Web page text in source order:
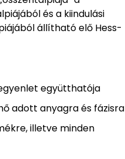
és a kiindulási
állítható elő Hess-
együtthatója
adott anyagra és fázisra
illetve minden